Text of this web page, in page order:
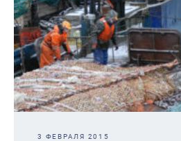
3 ФЕВРАЛЯ 2015